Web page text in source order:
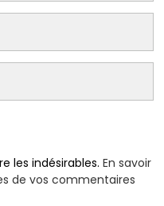
les indésirables.En savoir
de vos commentaires